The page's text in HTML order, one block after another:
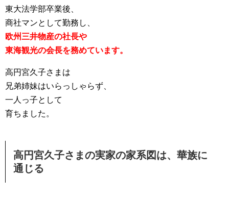
東大法学部卒業後、
商社マンとして勤務し、
欧州三井物産の社長や
東海観光の会長を務めています。
高円宮久子さまは
兄弟姉妹はいらっしゃらず、
一人っ子として
育ちました。
高円宮久子さまの実家の家系図は、華族に
通じる